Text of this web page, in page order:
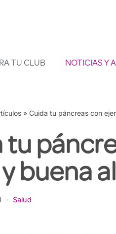
TU CLUB NOTICIAS Y
» Cuida tu páncreas con
tu
buena
Salud